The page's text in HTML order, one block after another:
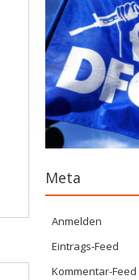
Meta
Anmelden
Eintrags-Feed
Kommentar-Feed